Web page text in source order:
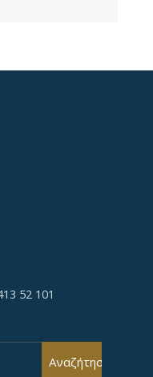
52 101
Αναζήτηση